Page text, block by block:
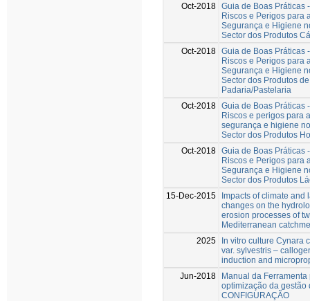
Oct-2018 Guia de Boas Práticas
Riscos e Perigos para
Segurança e Higiene
Sector dos Produtos
Oct-2018 Guia de Boas Práticas
Riscos e Perigos para
Segurança e Higiene
Sector dos Produtos de
Padaria/Pastelaria
Oct-2018 Guia de Boas Práticas
Riscos e perigos para
segurança e higiene
Sector dos Produtos
Oct-2018 Guia de Boas Práticas
Riscos e Perigos para
Segurança e Higiene
Sector dos Produtos
15-Dec-2015
Impacts of climate and
changes on the
erosion processes of
Mediterranean
2025
In vitro culture Cynara
var. sylvestris –
induction and
Jun-2018
Manual da Ferramenta
optimização da gestão
CONFIGURAÇÃO